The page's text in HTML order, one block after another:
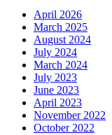
April 2026
March 2025
August 2024
July 2024
March 2024
July 2023
June 2023
April 2023
November 2022
October 2022